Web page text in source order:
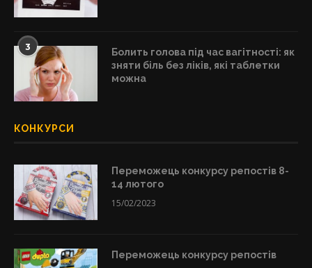
3
Болить голова під час вагітності: як
зняти біль без ліків, які таблетки
можна
КОНКУРСИ
Переможець конкурсу репостів 8-
14 лютого
15/02/2023
Переможець конкурсу репостів